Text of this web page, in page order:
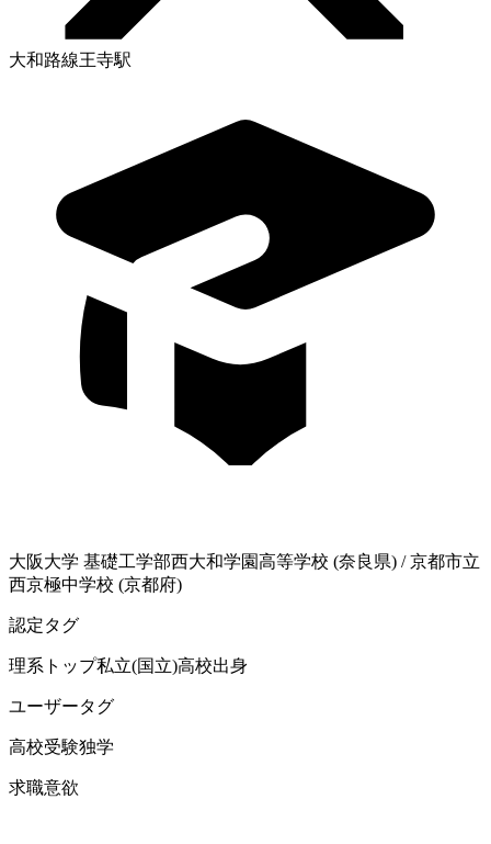
大和路線王寺駅
大阪大学 基礎工学部西大和学園高等学校 (奈良県) /京都市立
西京極中学校 (京都府)
認定タグ
理系 トップ私立(国立)高校出身
ユーザータグ
高校受験独学
求職意欲